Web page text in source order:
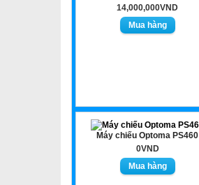
14,000,000VND
Máy chiếu Optoma PS460
0VND